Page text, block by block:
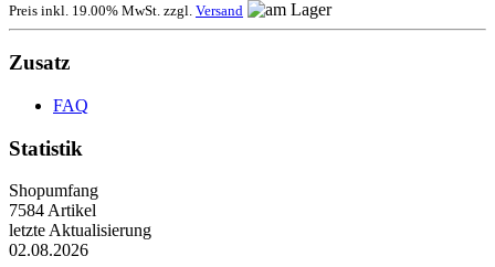
Preis inkl. 19.00% MwSt. zzgl. Versand
Zusatz
FAQ
Statistik
Shopumfang
7584 Artikel
letzte Aktualisierung
02.08.2026